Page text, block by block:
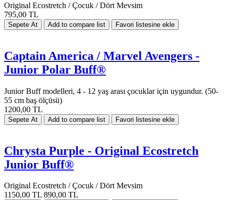
Original Ecostretch / Çocuk / Dört Mevsim
795,00 TL
Captain America / Marvel Avengers -
Junior Polar Buff®
Junior Buff modelleri, 4 - 12 yaş arası çocuklar için uygundur. (50-
55 cm baş ölçüsü)
1200,00 TL
Chrysta Purple - Original Ecostretch
Junior Buff®
Original Ecostretch / Çocuk / Dört Mevsim
1150,00 TL 890,00 TL